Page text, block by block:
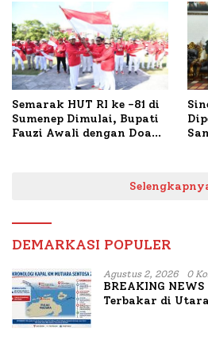
Semarak HUT RI ke -81 di
Sumenep Dimulai, Bupati
Fauzi Awali dengan Doa
DEMARKASI POPULER
Agustus 2, 2026 0
BREAKING
Terbakar di